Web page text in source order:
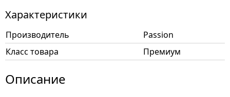
Характеристики
Производитель
Passion
Класс товара
Премиум
Описание